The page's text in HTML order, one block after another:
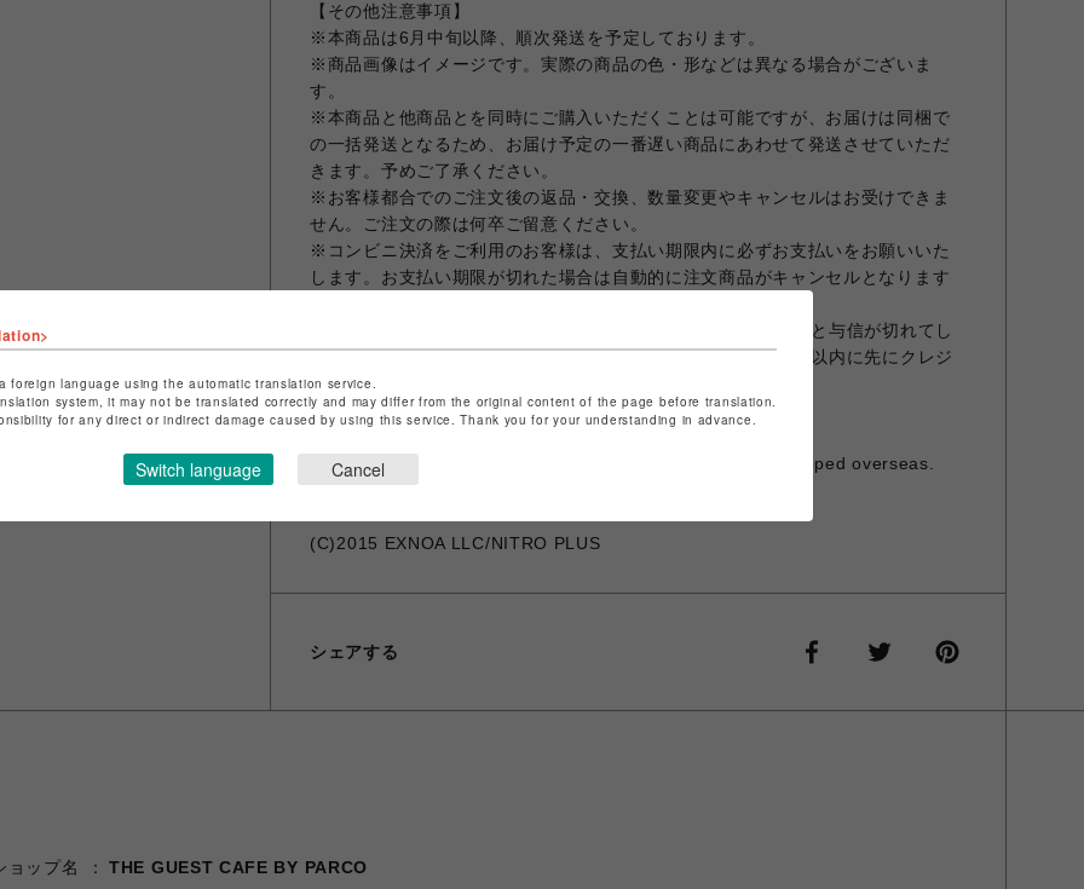
【その他注意事項】
※本商品は6月中旬以降、順次発送を予定しております。
※商品画像はイメージです。実際の商品の色・形などは異なる場合がございま
す。
※本商品と他商品とを同時にご購入いただくことは可能ですが、お届けは同梱で
の一括発送となるため、お届け予定の一番遅い商品にあわせて発送させていただ
きます。予めご了承ください。
※お客様都合でのご注文後の返品・交換、数量変更やキャンセルはお受けできま
せん。ご注文の際は何卒ご留意ください。
※コンビニ決済をご利用のお客様は、支払い期限内に必ずお支払いをお願いいた
します。お支払い期限が切れた場合は自動的に注文商品がキャンセルとなります
※クレジットカード決済の場合、オーダーから30日を超えますと与信が切れてし
まう場合がございますため、商品発送前でもオーダーから30日以内に先にクレジ
ット決済をさせていただきますこと、予めご了承願います。
※お届け日の日時指定は承っておりません。
※海外発送は対応しておりません。 -This item cannot be shipped overseas.
(C)2015 EXNOA LLC/NITRO PLUS
シェアする
ョップ名
THE GUEST CAFE BY PARCO
foreign language using the automatic translation service.
system, it may not be translated correctly and may differ from the original content of the page before translation.
for any direct or indirect damage caused by using this service. Thank you for your understanding in advance.
Switch language Cancel